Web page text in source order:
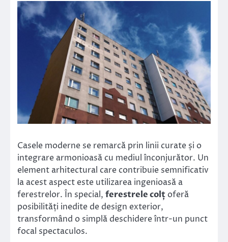
Casele moderne se remarcă prin linii curate și o
integrare armonioasă cu mediul înconjurător. Un
element arhitectural care contribuie semnificativ
la acest aspect este utilizarea ingenioasă a
ferestrelor. În special, ferestrele colț oferă
posibilități inedite de design exterior,
transformând o simplă deschidere într-un punct
focal spectaculos.